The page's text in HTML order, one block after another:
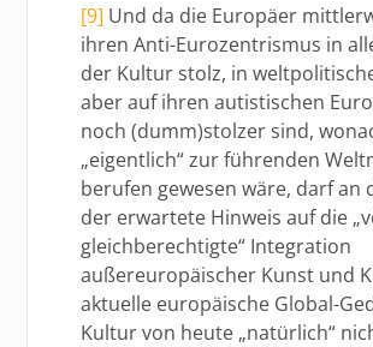
[9] Und da die Europäer
ihren Anti-Eurozentrismus in
der Kultur stolz, in
aber auf ihren autistischen
noch (dumm)stolzer sind,
„eigentlich“ zur führenden
berufen gewesen wäre, darf an
der erwartete Hinweis auf die
gleichberechtigte“ Integration
außereuropäischer Kunst und
aktuelle europäische Global-
Kultur von heute „natürlich“